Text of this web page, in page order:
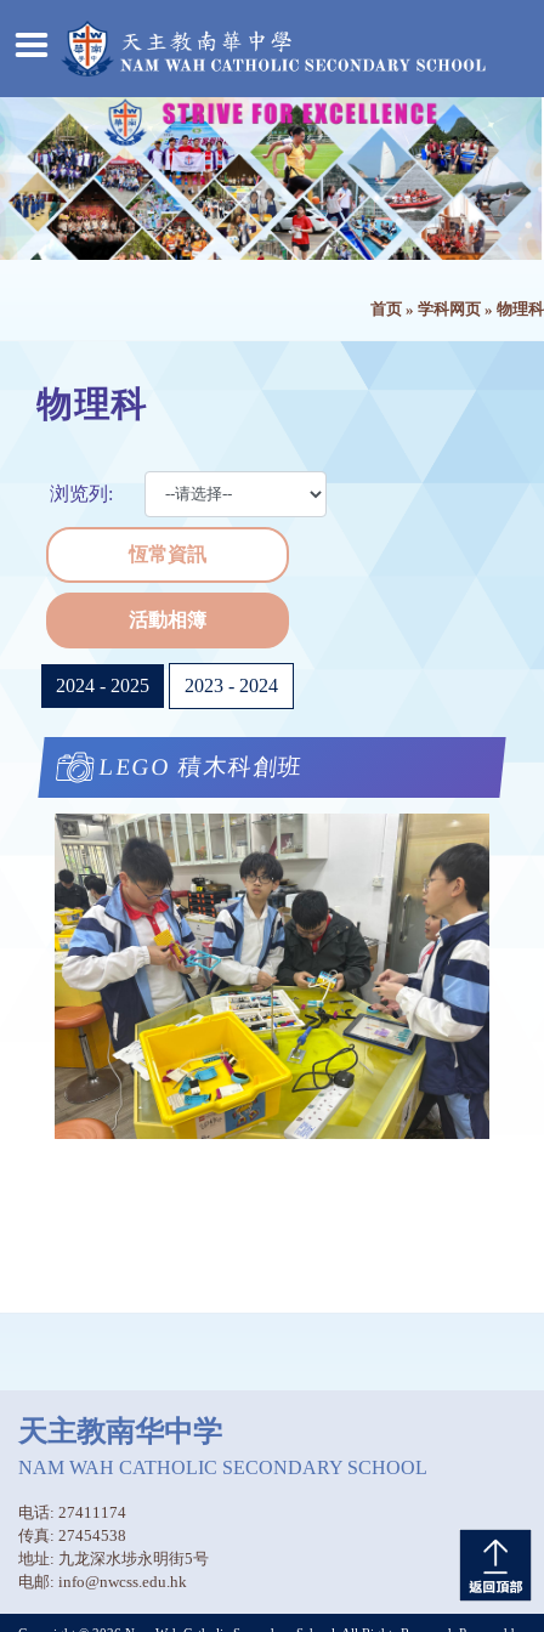
首页 » 学科网页 » 物理科
物理科
浏览列:
恆常資訊
活動相簿
2024 - 2025 2023 - 2024
LEGO 積木科創班
天主教南华中学
NAM WAH CATHOLIC SECONDARY SCHOOL
电话: 27411174
传真: 27454538
地址: 九龙深水埗永明街5号
电邮: info@nwcss.edu.hk